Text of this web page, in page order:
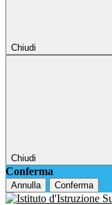
Chiudi
Chiudi
Conferma
Annulla Conferma